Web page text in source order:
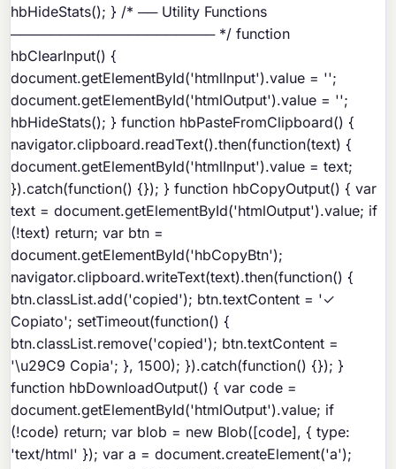
hbHideStats(); } /* ── Utility Functions
───────────────────── */ function
hbClearInput() {
document.getElementById('htmlInput').value = '';
document.getElementById('htmlOutput').value = '';
hbHideStats(); } function hbPasteFromClipboard() {
navigator.clipboard.readText().then(function(text) {
document.getElementById('htmlInput').value = text;
}).catch(function() {}); } function hbCopyOutput() { var
text = document.getElementById('htmlOutput').value; if
(!text) return; var btn =
document.getElementById('hbCopyBtn');
navigator.clipboard.writeText(text).then(function() {
btn.classList.add('copied'); btn.textContent = '✓
Copiato'; setTimeout(function() {
btn.classList.remove('copied'); btn.textContent =
'\u29C9 Copia'; }, 1500); }).catch(function() {}); }
function hbDownloadOutput() { var code =
document.getElementById('htmlOutput').value; if
(!code) return; var blob = new Blob([code], { type:
'text/html' }); var a = document.createElement('a');